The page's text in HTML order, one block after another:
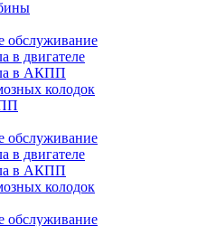
обслуживание
в двигателе
в АКПП
колодок
обслуживание
в двигателе
в АКПП
колодок
обслуживание